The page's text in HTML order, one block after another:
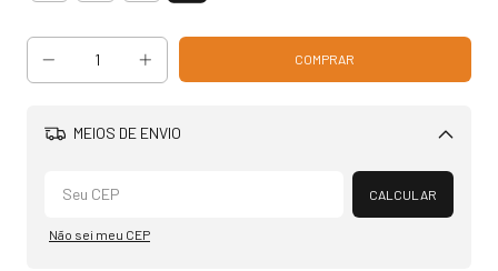
MEIOS DE ENVIO
Alterar CEP
CALCULAR
Não sei meu CEP